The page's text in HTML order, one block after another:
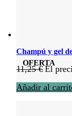
OFERTA
Champú y gel
11,25€ El
Añadir al